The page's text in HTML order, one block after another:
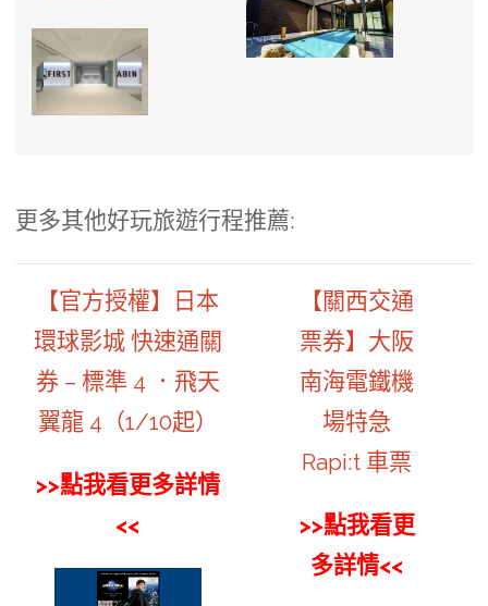
更多其他好玩旅遊行程推薦:
【官方授權】日本
環球影城 快速通關
券 – 標準 4 ．飛天
翼龍 4（1/10起）
>>點我看更多詳情
<<
【關西交通
票券】大阪
南海電鐵機
場特急
Rapi:t 車票
>>點我看更
多詳情<<